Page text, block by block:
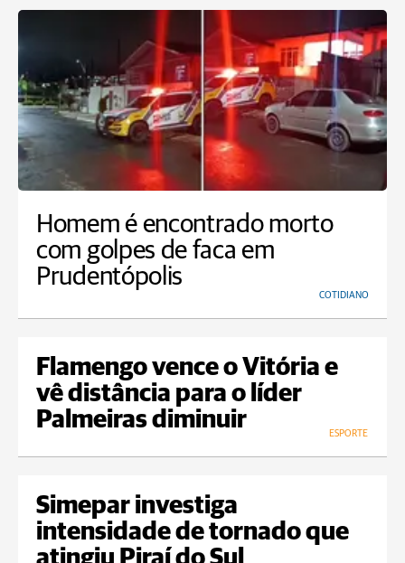
Homem é encontrado morto
com golpes de faca em
Prudentópolis
COTIDIANO
Flamengo vence o Vitória e
vê distância para o líder
Palmeiras diminuir
ESPORTE
Simepar investiga
intensidade de tornado que